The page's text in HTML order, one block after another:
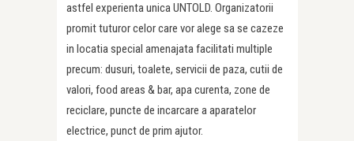
astfel experienta unica UNTOLD. Organizatorii
promit tuturor celor care vor alege sa se cazeze
in locatia special amenajata facilitati multiple
precum: dusuri, toalete, servicii de paza, cutii de
valori, food areas & bar, apa curenta, zone de
reciclare, puncte de incarcare a aparatelor
electrice, punct de prim ajutor.